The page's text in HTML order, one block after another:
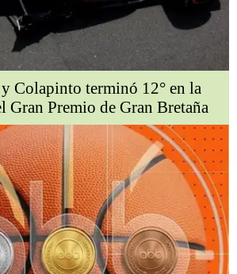
Colapinto terminó 12° en la
Gran Premio de Gran Bretaña